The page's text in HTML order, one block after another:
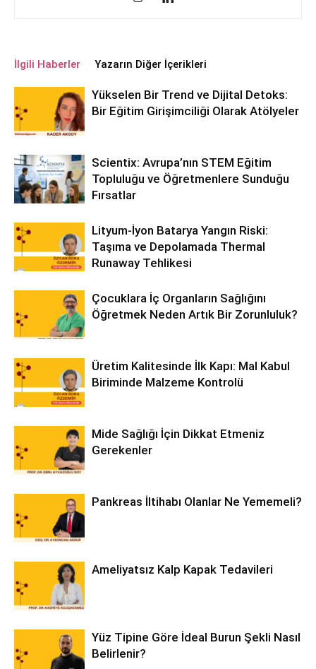
İlgili Haberler Yazarın Diğer İçerikleri
Yükselen Bir Trend ve Dijital Detoks:
Bir Eğitim Girişimciliği Olarak Atölyeler
Scientix: Avrupa’nın STEM Eğitim
Topluluğu ve Öğretmenlere Sunduğu
Fırsatlar
Lityum-İyon Batarya Yangın Riski:
Taşıma ve Depolamada Thermal
Runaway Tehlikesi
Çocuklara İç Organların Sağlığını
Öğretmek Neden Artık Bir Zorunluluk?
Üretim Kalitesinde İlk Kapı: Mal Kabul
Biriminde Malzeme Kontrolü
Mide Sağlığı İçin Dikkat Etmeniz
Gerekenler
Pankreas İltihabı Olanlar Ne Yememeli?
Ameliyatsız Kalp Kapak Tedavileri
Yüz Tipine Göre İdeal Burun Şekli Nasıl
Belirlenir?